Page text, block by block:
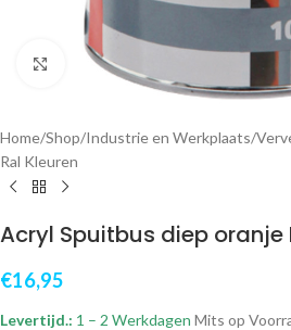
Klik om te vergroten
Home/Shop/Industrie en Werkplaats/
Ral Kleuren
Acryl Spuitbus diep oranje
€16,95
Levertijd.: 1 – 2 Werkdagen Mits op